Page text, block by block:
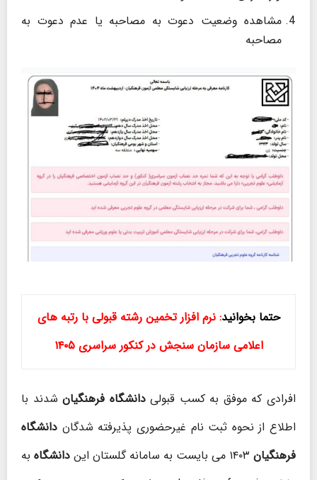
مشاهده وضعیت دعوت به مصاحبه یا عدم دعوت به
مصاحبه
حتما بخوانید:نرم افزار تخمین رشته قبولی با رتبه های
اعلامی سازمان سنجش در کنکور سراسری۱۴۰۵
افرادی که موفق به کسب قبولیدانشگاه فرهنگیان شدند با
اطلاع از نحوه ثبت نام غیرحضوری پذیرفته شدگان دانشگاه
فرهنگیان ۱۴۰۳ می بایست به سامانه گلستان این دانشگاه به